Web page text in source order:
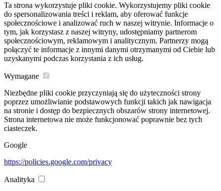
Ta strona wykorzystuje pliki cookie. Wykorzystujemy pliki cookie
do spersonalizowania treści i reklam, aby oferować funkcje
społecznościowe i analizować ruch w naszej witrynie. Informacje o
tym, jak korzystasz z naszej witryny, udostępniamy partnerom
społecznościowym, reklamowym i analitycznym. Partnerzy mogą
połączyć te informacje z innymi danymi otrzymanymi od Ciebie lub
uzyskanymi podczas korzystania z ich usług.
Wymagane
Niezbędne pliki cookie przyczyniają się do użyteczności strony
poprzez umożliwianie podstawowych funkcji takich jak nawigacja
na stronie i dostęp do bezpiecznych obszarów strony internetowej.
Strona internetowa nie może funkcjonować poprawnie bez tych
ciasteczek.
Google
https://policies.google.com/privacy
Analityka